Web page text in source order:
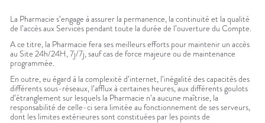
La Pharmacie s’engage à assurer la permanence, la continuité et la qualité
de l’accès aux Services pendant toute la durée de l’ouverture du Compte.
A ce titre, la Pharmacie fera ses meilleurs efforts pour maintenir un accès
au Site 24h/24H, 7j/7j, sauf cas de force majeure ou de maintenance
programmée.
En outre, eu égard à la complexité d’internet, l’inégalité des capacités des
différents sous-réseaux, l’afflux à certaines heures, aux différents goulots
d’étranglement sur lesquels la Pharmacie n’a aucune maîtrise, la
responsabilité de celle-ci sera limitée au fonctionnement de ses serveurs,
dont les limites extérieures sont constituées par les points de